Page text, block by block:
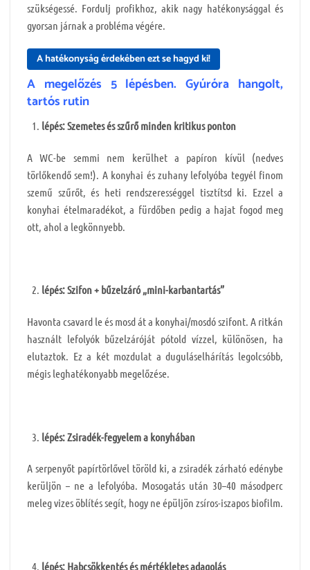
szükségessé. Fordulj profikhoz, akik nagy hatékonysággal és
gyorsan járnak a probléma végére.
A hatékonyság érdekében ezt se hagyd ki!
A megelőzés 5 lépésben. Gyúróra hangolt,
tartós rutin
lépés: Szemetes és szűrő minden kritikus ponton
A WC-be semmi nem kerülhet a papíron kívül (nedves
törlőkendő sem!). A konyhai és zuhany lefolyóba tegyél finom
szemű szűrőt, és heti rendszerességgel tisztítsd ki. Ezzel a
konyhai ételmaradékot, a fürdőben pedig a hajat fogod meg
ott, ahol a legkönnyebb.
lépés: Szifon + bűzelzáró „mini-karbantartás”
Havonta csavard le és mosd át a konyhai/mosdó szifont. A ritkán
használt lefolyók bűzelzáróját pótold vízzel, különösen, ha
elutaztok. Ez a két mozdulat a duguláselhárítás legolcsóbb,
mégis leghatékonyabb megelőzése.
lépés: Zsiradék-fegyelem a konyhában
A serpenyőt papírtörlővel töröld ki, a zsiradék zárható edénybe
kerüljön – ne a lefolyóba. Mosogatás után 30–40 másodperc
meleg vizes öblítés segít, hogy ne épüljön zsíros-iszapos biofilm.
lépés: Habcsökkentés és mértékletes adagolás